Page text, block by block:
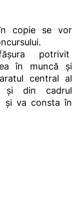
copie se vor
potrivit
în muncă și
central al
și din cadrul
și va consta în